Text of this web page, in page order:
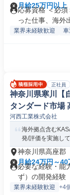
月給25万円以上
応募資格 ＜必
った仕事、海外
業界未経験歓迎
正社員
神奈川県寒川【
タンダード市場
河西工業株式会社
海外拠点含む
発/評価を実施し
神奈川県高座郡
月給24万円～40
必要な経験・能
ず）の開発経験
業界未経験歓迎 +4